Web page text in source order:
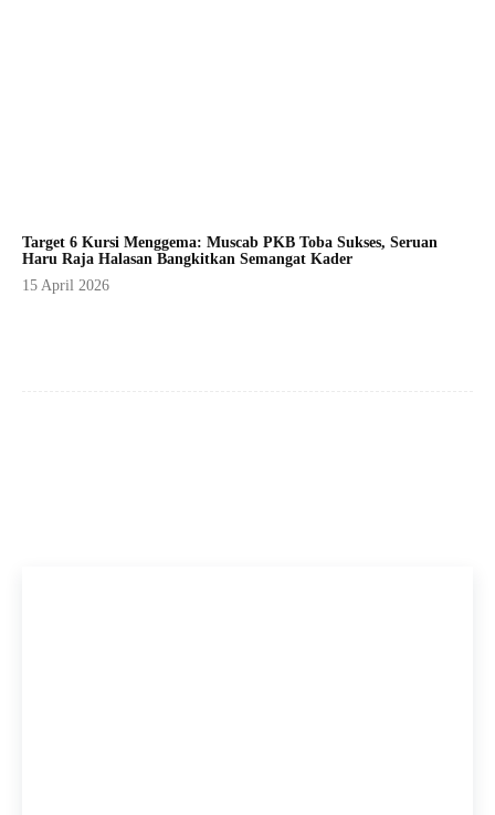
Target 6 Kursi Menggema: Muscab PKB Toba Sukses, Seruan
Haru Raja Halasan Bangkitkan Semangat Kader
15 April 2026